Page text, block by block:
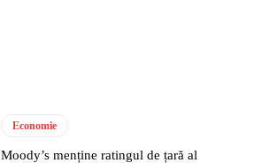
Economie
Moody’s menține ratingul de țară al